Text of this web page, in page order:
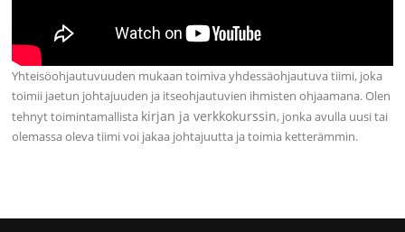
Yhteisöohjautuvuuden mukaan toimiva yhdessäohjautuva tiimi, joka
toimii jaetun johtajuuden ja itseohjautuvien ihmisten ohjaamana. Olen
tehnyt toimintamallista kirjan ja verkkokurssin, jonka avulla uusi tai
olemassa oleva tiimi voi jakaa johtajuutta ja toimia ketterämmin.